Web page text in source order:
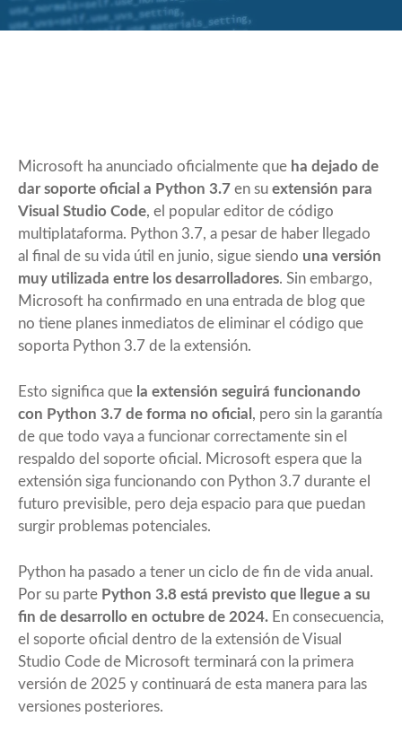
Microsoft ha anunciado oficialmente que ha dejado de
dar soporte oficial a Python 3.7 en su extensión para
Visual Studio Code, el popular editor de código
multiplataforma. Python 3.7, a pesar de haber llegado
al final de su vida útil en junio, sigue siendo una versión
muy utilizada entre los desarrolladores. Sin embargo,
Microsoft ha confirmado en una entrada de blog que
no tiene planes inmediatos de eliminar el código que
soporta Python 3.7 de la extensión.
Esto significa que la extensión seguirá funcionando
con Python 3.7 de forma no oficial , pero sin la garantía
de que todo vaya a funcionar correctamente sin el
respaldo del soporte oficial. Microsoft espera que la
extensión siga funcionando con Python 3.7 durante el
futuro previsible, pero deja espacio para que puedan
surgir problemas potenciales.
Python ha pasado a tener un ciclo de fin de vida anual.
Por su parte Python 3.8 está previsto que llegue a su
fin de desarrollo en octubre de 2024. En consecuencia,
el soporte oficial dentro de la extensión de Visual
Studio Code de Microsoft terminará con la primera
versión de 2025 y continuará de esta manera para las
versiones posteriores.